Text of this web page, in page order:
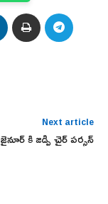
Next article
కి జడ్పి చైర్ పర్సన్